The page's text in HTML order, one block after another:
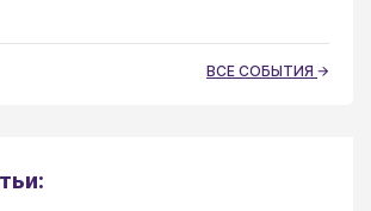
ВСЕ СОБЫТИЯ